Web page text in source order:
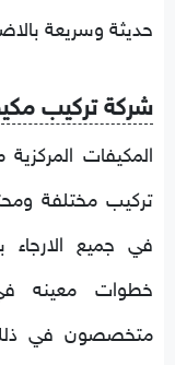
حديثة وسريعة
شركة تركيب
المكيفات
تركيب مختلفة
في جميع
خطوات معينه
متخصصون في ذلك